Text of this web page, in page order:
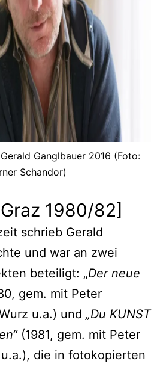
Ganglbauer 2016 (Foto:
Schandor)
1980/82]
schrieb Gerald
und war an zwei
beteiligt: „Der neue
gem. mit Peter
u.a.) und „Du KUNST
(1981, gem. mit Peter
die in fotokopierten